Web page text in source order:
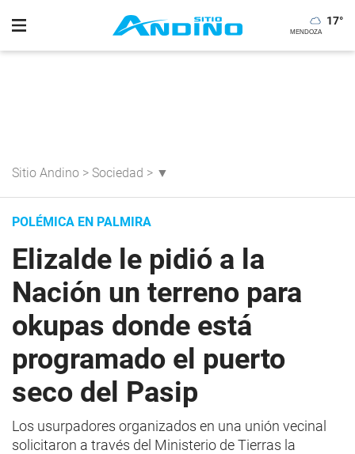
17°
Sitio Andino > Sociedad > ▼
POLÉMICA EN PALMIRA
Elizalde le pidió a la
Nación un terreno para
okupas donde está
programado el puerto
seco del Pasip
Los usurpadores organizados en una unión vecinal
solicitaron a través del Ministerio de Tierras la